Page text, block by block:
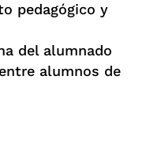
pedagógico y
del alumnado
alumnos de